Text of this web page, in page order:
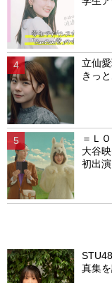
立仙
きっ
＝Ｌ
大谷
初出演
真集を